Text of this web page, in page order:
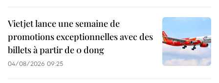
Vietjet lance une semaine de
promotions exceptionnelles avec des
billets à partir de 0 dong
04/08/2026 09:25